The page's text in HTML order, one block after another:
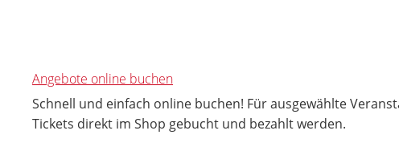
Angebote online buchen
Schnell und einfach online buchen! Für ausgewählte
Tickets direkt im Shop gebucht und bezahlt werden.